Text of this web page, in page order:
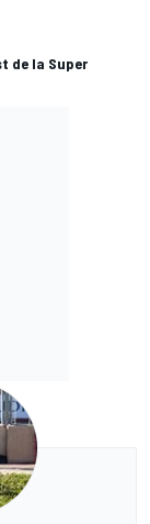
de la Super